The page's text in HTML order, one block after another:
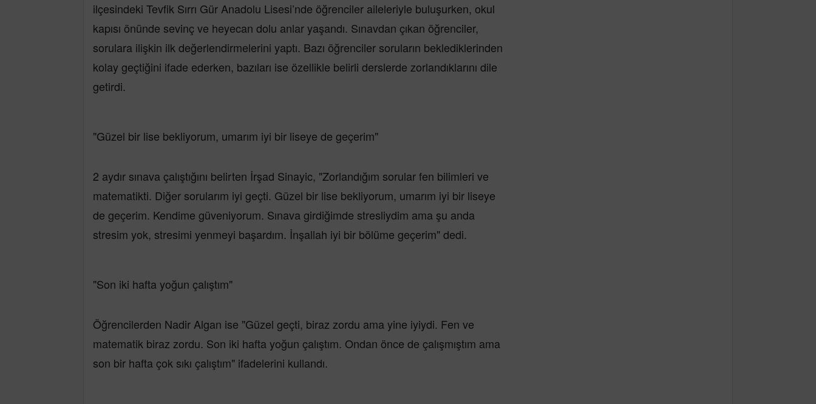
ilçesindeki Tevfik Sırrı Gür Anadolu Lisesi’nde öğrenciler aileleriyle buluşurken, okul
kapısı önünde sevinç ve heyecan dolu anlar yaşandı. Sınavdan çıkan öğrenciler,
sorulara ilişkin ilk değerlendirmelerini yaptı. Bazı öğrenciler soruların beklediklerinden
kolay geçtiğini ifade ederken, bazıları ise özellikle belirli derslerde zorlandıklarını dile
getirdi.
"Güzel bir lise bekliyorum, umarım iyi bir liseye de geçerim"
2 aydır sınava çalıştığını belirten İrşad Sinayic, "Zorlandığım sorular fen bilimleri ve
matematikti. Diğer sorularım iyi geçti. Güzel bir lise bekliyorum, umarım iyi bir liseye
de geçerim. Kendime güveniyorum. Sınava girdiğimde stresliydim ama şu anda
stresim yok, stresimi yenmeyi başardım. İnşallah iyi bir bölüme geçerim" dedi.
"Son iki hafta yoğun çalıştım"
Öğrencilerden Nadir Algan ise "Güzel geçti, biraz zordu ama yine iyiydi. Fen ve
matematik biraz zordu. Son iki hafta yoğun çalıştım. Ondan önce de çalışmıştım ama
son bir hafta çok sıkı çalıştım" ifadelerini kullandı.